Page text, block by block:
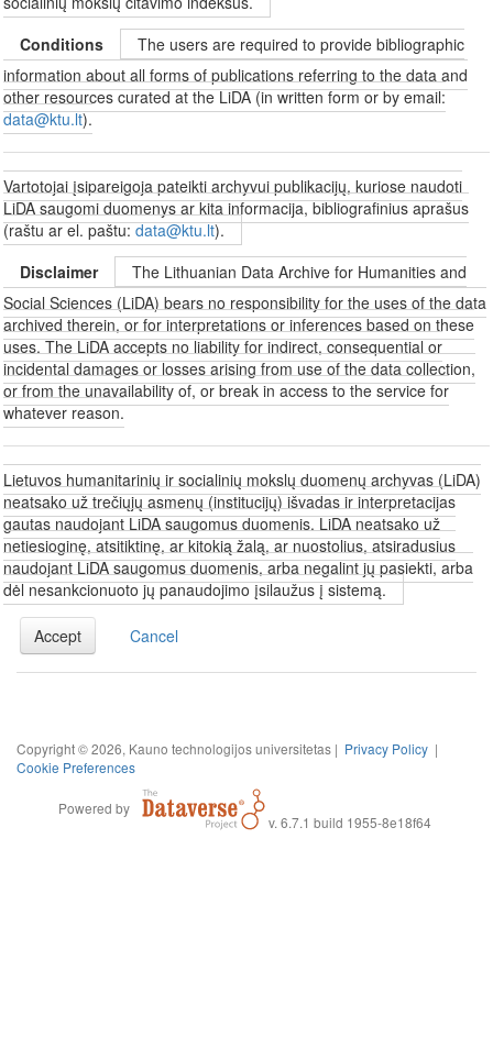
Conditions
The users are required to provide bibliographic
information about all forms of publications referring to the data and
other resources curated at the LiDA (in written form or by email:
data@ktu.lt).
Vartotojai įsipareigoja pateikti archyvui publikacijų, kuriose naudoti
LiDA saugomi duomenys ar kita informacija, bibliografinius aprašus
(raštu ar el. paštu:data@ktu.lt).
Disclaimer
The Lithuanian Data Archive for Humanities and
Social Sciences (LiDA) bears no responsibility for the uses of the data
archived therein, or for interpretations or inferences based on these
uses. The LiDA accepts no liability for indirect, consequential or
incidental damages or losses arising from use of the data collection,
or from the unavailability of, or break in access to the service for
whatever reason.
Lietuvos humanitarinių ir socialinių mokslų duomenų archyvas (LiDA)
neatsako už trečiųjų asmenų (institucijų) išvadas ir interpretacijas
gautas naudojant LiDA saugomus duomenis. LiDA neatsako už
netiesioginę, atsitiktinę, ar kitokią žalą, ar nuostolius, atsiradusius
naudojant LiDA saugomus duomenis, arba negalint jų pasiekti, arba
dėl nesankcionuoto jų panaudojimo įsilaužus į sistemą.
Accept Cancel
Copyright © 2026, Kauno technologijos universitetas | Privacy Policy |
Cookie Preferences
Powered by
v. 6.7.1 build 1955-8e18f64